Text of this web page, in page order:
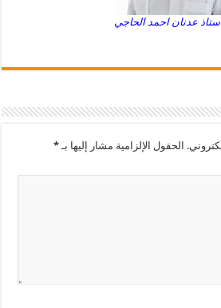
عدنان احمد الحاجي
الحقول الإلزامية مشار إليها بـ*